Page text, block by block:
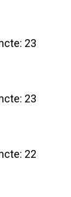
23
23
22